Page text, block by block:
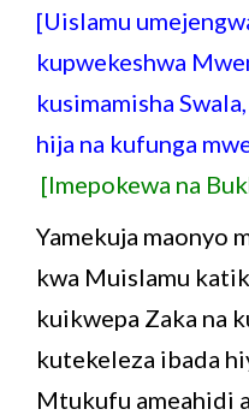
[Uislamu
kupwekeshwa
kusimamisha
hija na kufunga
[Imepokewa na
Yamekuja maonyo
kwa Muislamu
kuikwepa Zaka na
kutekeleza ibada
Mtukufu ameahidi